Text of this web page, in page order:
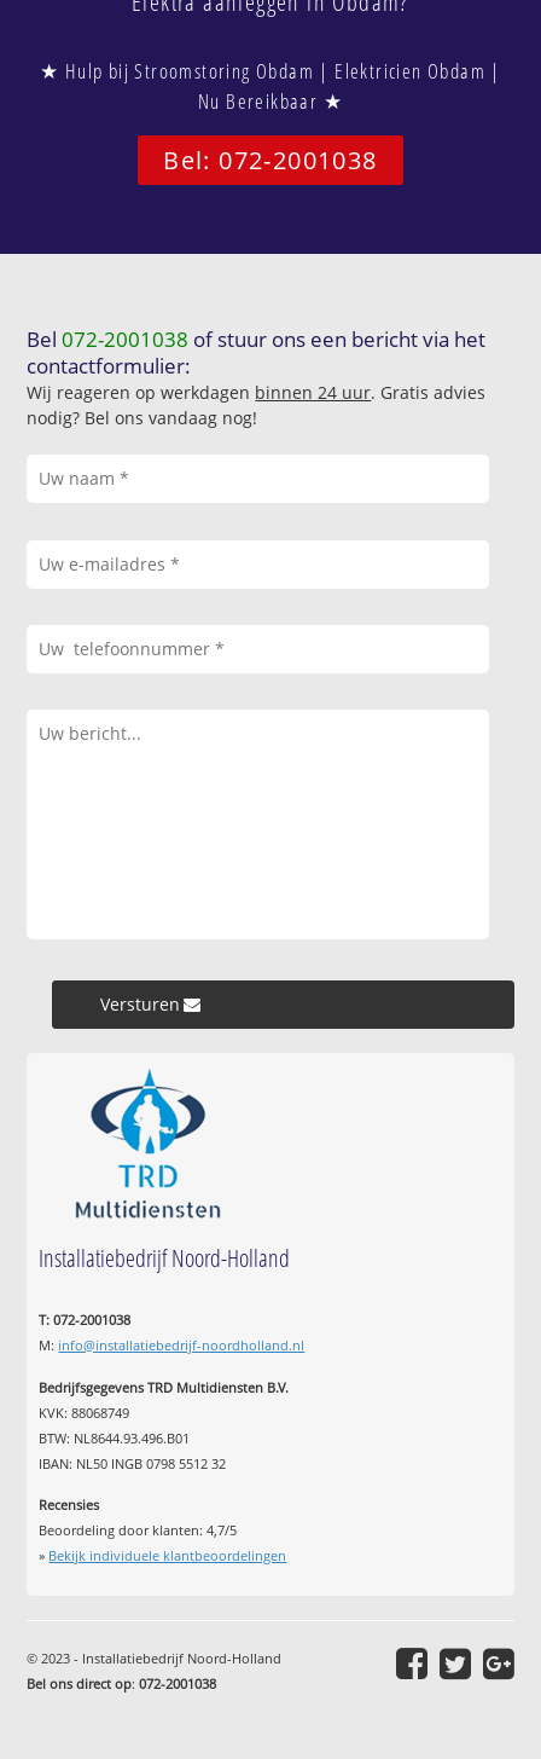
★ Hulp bij Stroomstoring Obdam | Elektricien Obdam |
Nu Bereikbaar ★
Bel: 072-2001038
Bel072-2001038 of stuur ons een bericht via het
contactformulier:
Wij reageren op werkdagen binnen 24 uur. Gratis advies
nodig? Bel ons vandaag nog!
Versturen »
Installatiebedrijf Noord-Holland
T: 072-2001038
M: info@installatiebedrijf-noordholland.nl
Bedrijfsgegevens TRD Multidiensten B.V.
KVK: 88068749
BTW: NL8644.93.496.B01
IBAN: NL50 INGB 0798 5512 32
Recensies
Beoordeling door klanten:4,7/5
» Bekijk individuele klantbeoordelingen
© 2023 - Installatiebedrijf Noord-Holland
Bel ons direct op:072-2001038